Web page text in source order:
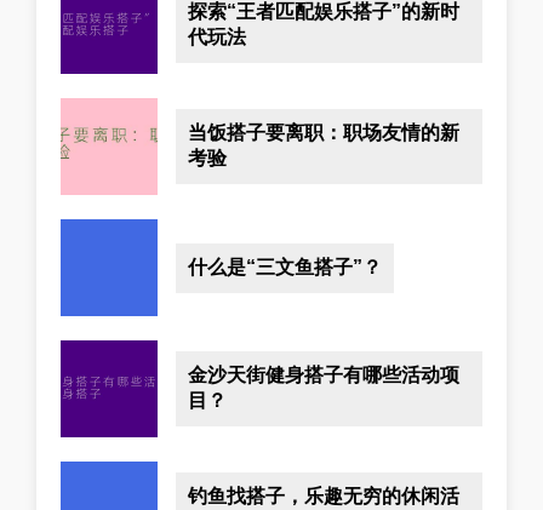
探索“王者匹配娱乐搭子”的新时
代玩法
当饭搭子要离职：职场友情的新
考验
什么是“三文鱼搭子”？
金沙天街健身搭子有哪些活动项
目？
钓鱼找搭子，乐趣无穷的休闲活